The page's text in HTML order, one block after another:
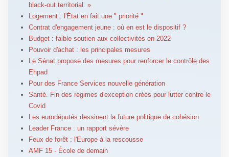
black-out territorial. »
Logement : l'État en fait une " priorité "
Contrat d'engagement jeune : où en est le dispositif ?
Budget : faible soutien aux collectivités en 2022
Pouvoir d'achat : les principales mesures
Le Sénat propose des mesures pour renforcer le contrôle des
Ehpad
Pour des France Services nouvelle génération
Santé. Fin des régimes d'exception créés pour lutter contre le
Covid
Les eurodéputés dessinent la future politique de cohésion
Leader France : un rapport sévère
Feux de forêt : l'Europe à la rescousse
AMF 15 - École de demain